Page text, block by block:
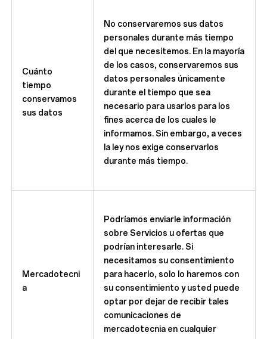
Cuánto
tiempo
conservamos
sus datos
No conservaremos sus datos
personales durante más tiempo
del que necesitemos. En la mayoría
de los casos, conservaremos sus
datos personales únicamente
durante el tiempo que sea
necesario para usarlos para los
fines acerca de los cuales le
informamos. Sin embargo, a veces
la ley nos exige conservarlos
durante más tiempo.
Mercadotecni
a
Podríamos enviarle información
sobre Servicios u ofertas que
podrían interesarle. Si
necesitamos su consentimiento
para hacerlo, solo lo haremos con
su consentimiento y usted puede
optar por dejar de recibir tales
comunicaciones de
mercadotecnia en cualquier